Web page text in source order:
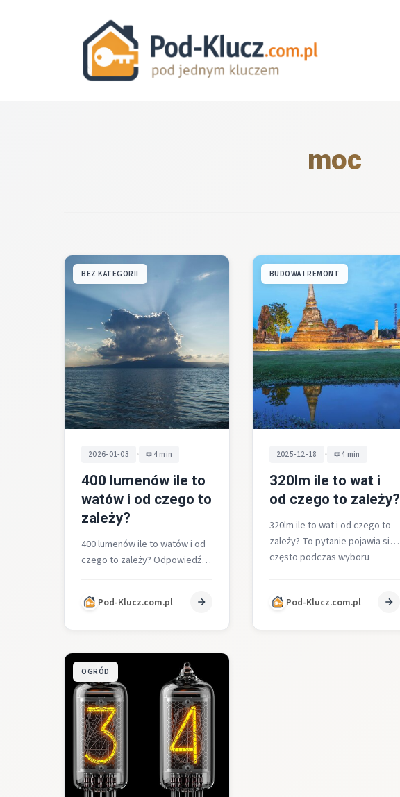
moc
BEZ KATEGORII
2026-01-03 • 4 min
400 lumenów ile to
watów i od czego to
zależy?
400 lumenów ile to watów i od
czego to zależy? Odpowiedź
wartości w…
Pod-Klucz.com.pl
BUDOWA I REMONT
2025-12-18 • 4 min
320lm ile to wat i
od czego to zależy?
320lm ile to wat i od czego to
zależy? To pytanie pojawia się
często podczas wyboru
Pod-Klucz.com.pl
OGRÓD